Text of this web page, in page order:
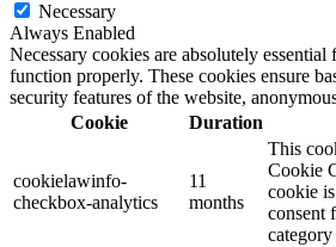
Necessary
Always Enabled
Necessary cookies are absolutely essential
function properly. These cookies ensure
security features of the website,
Cookie
Duration
cookielawinfo-
checkbox-analytics
11
months
This
Cookie
cookie
consent